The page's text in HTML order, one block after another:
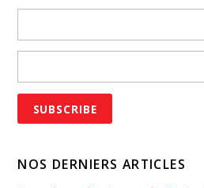
NOS DERNIERS ARTICLES